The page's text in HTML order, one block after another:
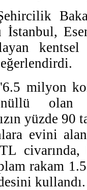
İstanbul,
milyon
olan
yüzde
evini
rakam
kullandı.